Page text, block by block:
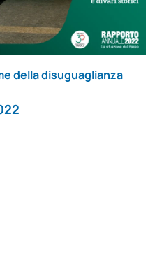
della disuguaglianza